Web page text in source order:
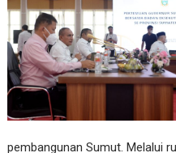
pembangunan Sumut. Melalui